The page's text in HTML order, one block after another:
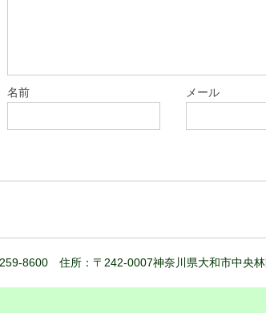
名前 メール
8600 住所：〒242-0007神奈川県大和市中央